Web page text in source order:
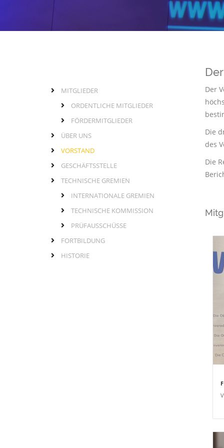
Der
Die
des
Die
Seitenleiste
Seite
MITGLIEDER
ORDENTLICHE MITGLIEDER
FÖRDERMITGLIEDER
ÜBER UNS
VORSTAND
GESCHÄFTSSTELLE
TECHNISCHE GREMIEN
INTERNATIONALE GREMIEN
TECHNISCHE KOMMISSION
PRÜFAUSSCHÜSSE
FORTBILDUNG
HISTORIE